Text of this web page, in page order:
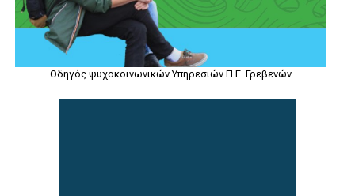
Οδηγός ψυχοκοινωνικών Υπηρεσιών Π.Ε. Γρεβενών